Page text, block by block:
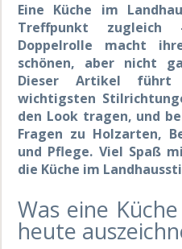
Eine Küche im
Treffpunkt
Doppelrolle macht
schönen, aber nicht
Dieser Artikel
wichtigsten
den Look tragen, und
Fragen zu Holzarten,
und Pflege. Viel Spaß
die Küche im
Was eine
heute